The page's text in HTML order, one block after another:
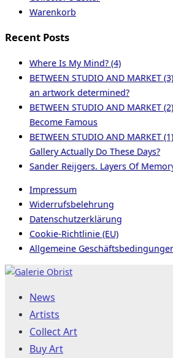
Warenkorb
Recent Posts
Where Is My Mind? (4)
BETWEEN STUDIO AND MARKET
an artwork determined?
BETWEEN STUDIO AND MARKET
Become Famous
BETWEEN STUDIO AND MARKET
Gallery Actually Do These Days?
Sander Reijgers. Layers Of
Impressum
Widerrufsbelehrung
Datenschutzerklärung
Cookie-Richtlinie (EU)
Allgemeine
Skip
contentNews
Artists
Collect Art
Buy Art